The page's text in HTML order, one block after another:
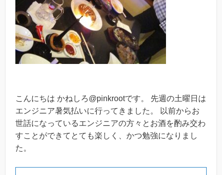
こんにちは かねしろ@pinkrootです。 先週の土曜日は
エンジニア暑気払いに行ってきました。 以前からお
世話になっているエンジニアの方々とお酒を酌み交わ
すことができてとても楽しく、かつ勉強になりまし
た。